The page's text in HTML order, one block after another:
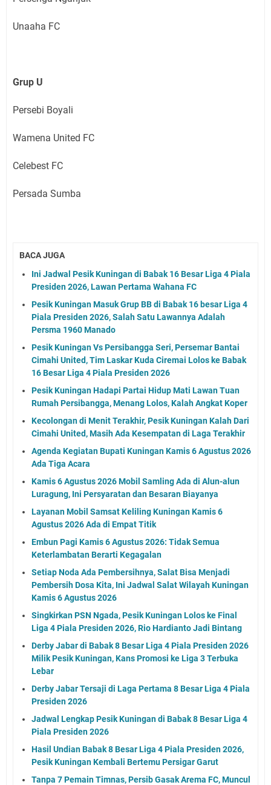
Unaaha FC
Grup U
Persebi Boyali
Wamena United FC
Celebest FC
Persada Sumba
BACA JUGA
Ini Jadwal Pesik Kuningan di Babak 16 Besar Liga 4 Piala
Presiden 2026, Lawan Pertama Wahana FC
Pesik Kuningan Masuk Grup BB di Babak 16 besar Liga 4
Piala Presiden 2026, Salah Satu Lawannya Adalah
Persma 1960 Manado
Pesik Kuningan Vs Persibangga Seri, Persemar Bantai
Cimahi United, Tim Laskar Kuda Ciremai Lolos ke Babak
16 Besar Liga 4 Piala Presiden 2026
Pesik Kuningan Hadapi Partai Hidup Mati Lawan Tuan
Rumah Persibangga, Menang Lolos, Kalah Angkat Koper
Kecolongan di Menit Terakhir, Pesik Kuningan Kalah Dari
Cimahi United, Masih Ada Kesempatan di Laga Terakhir
Agenda Kegiatan Bupati Kuningan Kamis 6 Agustus 2026
Ada Tiga Acara
Kamis 6 Agustus 2026 Mobil Samling Ada di Alun-alun
Luragung, Ini Persyaratan dan Besaran Biayanya
Layanan Mobil Samsat Keliling Kuningan Kamis 6
Agustus 2026 Ada di Empat Titik
Embun Pagi Kamis 6 Agustus 2026: Tidak Semua
Keterlambatan Berarti Kegagalan
Setiap Noda Ada Pembersihnya, Salat Bisa Menjadi
Pembersih Dosa Kita, Ini Jadwal Salat Wilayah Kuningan
Kamis 6 Agustus 2026
Singkirkan PSN Ngada, Pesik Kuningan Lolos ke Final
Liga 4 Piala Presiden 2026, Rio Hardianto Jadi Bintang
Derby Jabar di Babak 8 Besar Liga 4 Piala Presiden 2026
Milik Pesik Kuningan, Kans Promosi ke Liga 3 Terbuka
Lebar
Derby Jabar Tersaji di Laga Pertama 8 Besar Liga 4 Piala
Presiden 2026
Jadwal Lengkap Pesik Kuningan di Babak 8 Besar Liga 4
Piala Presiden 2026
Hasil Undian Babak 8 Besar Liga 4 Piala Presiden 2026,
Pesik Kuningan Kembali Bertemu Persigar Garut
Tanpa 7 Pemain Timnas, Persib Gasak Arema FC, Muncul